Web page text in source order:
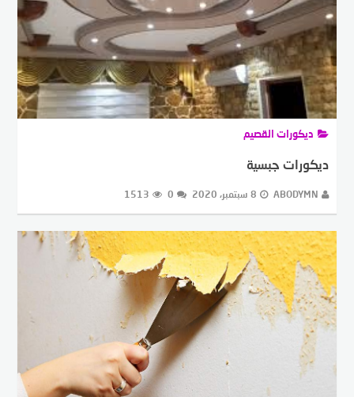
ديكورات القصيم
ديكورات جبسية
ABODYMN 8 سبتمبر، 2020 0
1513